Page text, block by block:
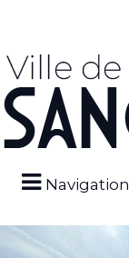
Navigation